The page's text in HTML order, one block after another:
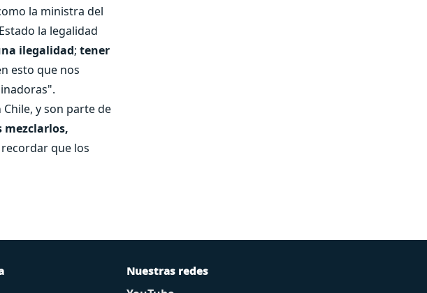
la ministra del
la legalidad
ilegalidad; tener
esto que nos
y son parte de
mezclarlos,
recordar que los
Nuestras redes